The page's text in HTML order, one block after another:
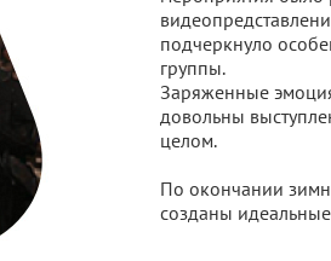
подчеркнуло
группы.
Заряженные
довольны
целом.
По окончании
созданы